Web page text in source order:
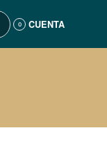
0 CUENTA